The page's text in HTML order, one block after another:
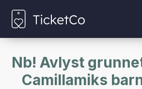
Nb! Avlyst
Camillamiks